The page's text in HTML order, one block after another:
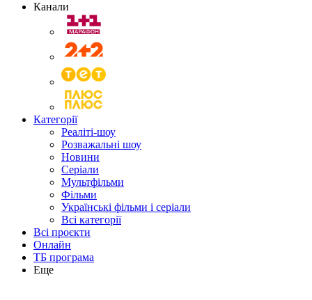
Канали
Категорії
Реаліті-шоу
Розважальні шоу
Новини
Серіали
Мультфільми
Фільми
Українські фільми і серіали
Всі категорії
Всі проєкти
Онлайн
ТБ програма
Еще